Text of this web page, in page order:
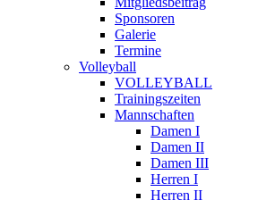
Sponsoren
Galerie
Termine
Volleyball
VOLLEYBALL
Trainingszeiten
Mannschaften
Damen I
Damen II
Damen III
Herren I
Herren II